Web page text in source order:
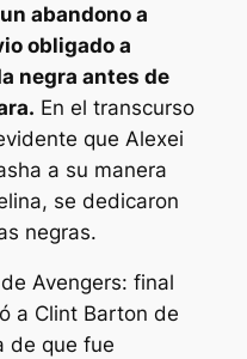
abandono a
obligado a
negra antes de
En el transcurso
que Alexei
a su manera
se dedicaron
negras.
Avengers: final
a Clint Barton de
de que fue